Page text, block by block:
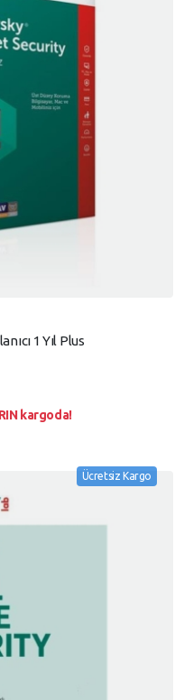
1 Yıl Plus
kargoda!
Ücretsiz Kargo